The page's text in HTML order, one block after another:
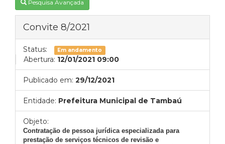
Pesquisa Avançada
Convite 8/2021
Status: Em andamento
Abertura: 12/01/2021 09:00
Publicado em: 29/12/2021
Entidade: Prefeitura Municipal de Tambaú
Objeto:
Contratação de pessoa jurídica especializada para
prestação de serviços técnicos de revisão e